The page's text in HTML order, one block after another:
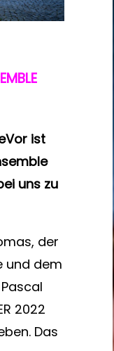
ist
uns zu
der
und dem
2022
Das